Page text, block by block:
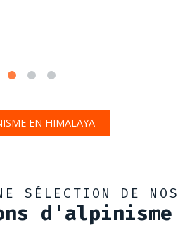
EN HIMALAYA
SÉLECTION DE NOS
d'alpinisme